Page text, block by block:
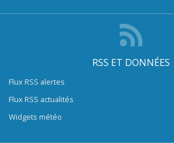
RSS ET DONNÉES
Flux RSS alertes
Flux RSS actualités
Widgets météo